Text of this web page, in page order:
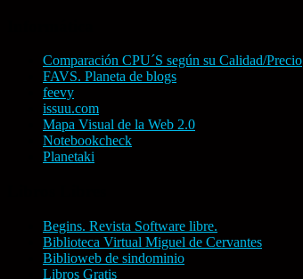
Comparación CPU´S según su Calidad/Precio
FAVS. Planeta de blogs
feevy
issuu.com
Mapa Visual de la Web 2.0
Notebookcheck
Planetaki
Begins. Revista Software libre.
Biblioteca Virtual Miguel de Cervantes
Biblioweb de sindominio
Libros Gratis